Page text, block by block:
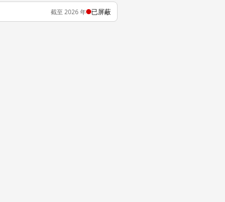
截至 2026 年 已屏蔽